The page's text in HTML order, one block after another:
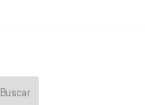
Buscar